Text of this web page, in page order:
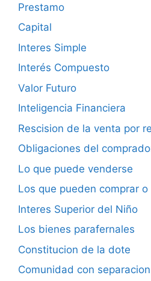
Prestamo
Capital
Interes Simple
Interés Compuesto
Valor Futuro
Inteligencia Financiera
Rescision de la venta por
Obligaciones del
Lo que puede venderse
Los que pueden comprar
Interes Superior del Niño
Los bienes parafernales
Constitucion de la dote
Comunidad con